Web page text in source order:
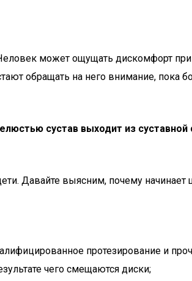
может ощущать дискомфорт
обращать на него внимание, пока
сустав выходит из суставной
Давайте выясним, почему начинает
протезирование и
чего смещаются диски;